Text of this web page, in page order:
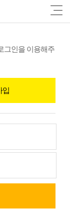
그인을 이용해주